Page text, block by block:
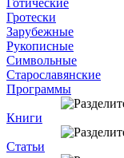
Готические
Гротески
Зарубежные
Рукописные
Символьные
Старославянские
Программы
Книги
Статьи